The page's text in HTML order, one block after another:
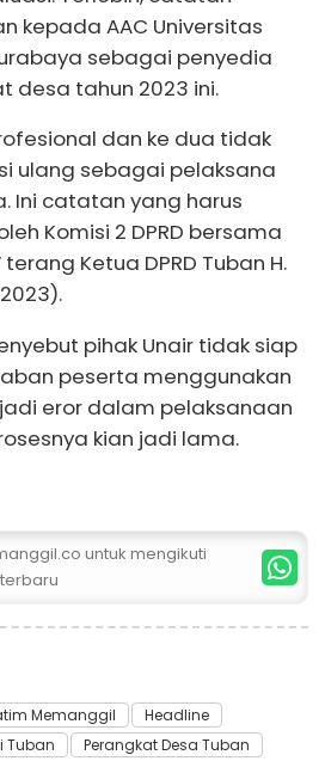
kepada AAC Universitas
sebagai penyedia
desa tahun 2023 ini.
dan ke dua tidak
ulang sebagai pelaksana
Ini catatan yang harus
Komisi 2 DPRD bersama
Ketua DPRD Tuban H.
pihak Unair tidak siap
peserta menggunakan
eror dalam pelaksanaan
kian jadi lama.
untuk mengikuti
Memanggil
Headline
Tuban Perangkat Desa Tuban